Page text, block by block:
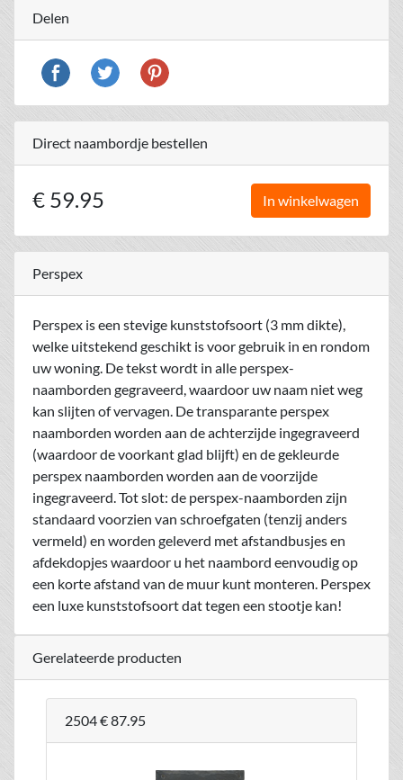
Delen
Direct naambordje bestellen
€ 59.95 In winkelwagen
Perspex
Perspex is een stevige kunststofsoort (3 mm dikte),
welke uitstekend geschikt is voor gebruik in en rondom
uw woning. De tekst wordt in alle perspex-
naamborden gegraveerd, waardoor uw naam niet weg
kan slijten of vervagen. De transparante perspex
naamborden worden aan de achterzijde ingegraveerd
(waardoor de voorkant glad blijft) en de gekleurde
perspex naamborden worden aan de voorzijde
ingegraveerd. Tot slot: de perspex-naamborden zijn
standaard voorzien van schroefgaten (tenzij anders
vermeld) en worden geleverd met afstandbusjes en
afdekdopjes waardoor u het naambord eenvoudig op
een korte afstand van de muur kunt monteren. Perspex
een luxe kunststofsoort dat tegen een stootje kan!
Gerelateerde producten
2504€ 87.95